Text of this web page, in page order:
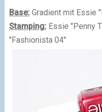
Base:Gradient mit Essie
Stamping:Essie "Penny
"Fashionista 04"